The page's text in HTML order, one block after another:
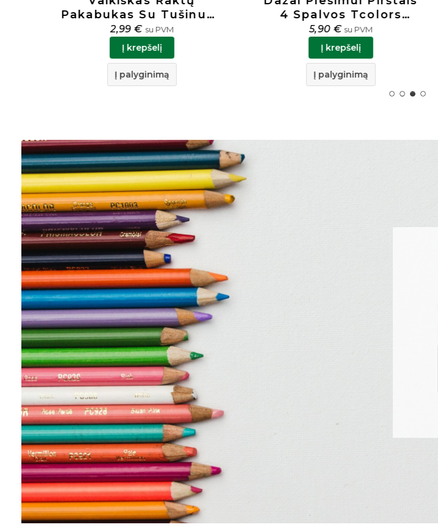
Pakabukas Su Tušinuku
„Pom Pom” Centrum
81227
€ su PVM
Į krepšelį
Į palyginimą
4 Spalvos Tcolors
44461
€ su PVM
Į krepšelį
Į palyginimą